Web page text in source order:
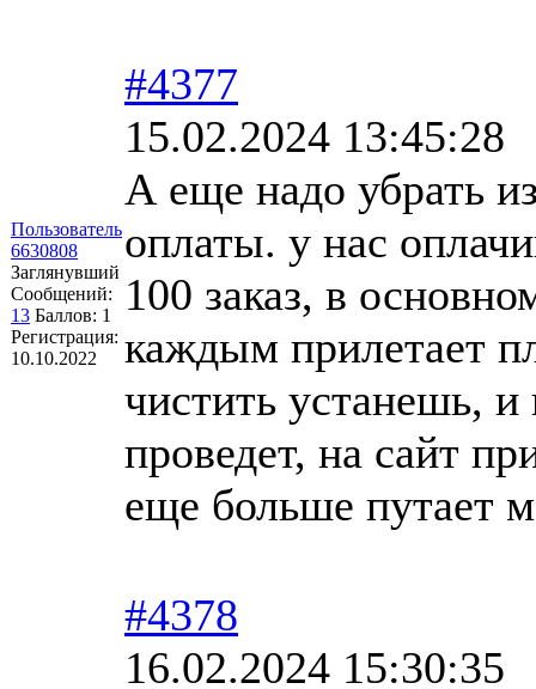
Пользователь
6630808
Заглянувший
Сообщений:
13 Баллов: 1
Регистрация:
10.10.2022
#4377
15.02.2024 13:45:28
А еще надо убрать
оплаты. у нас
100 заказ, в
каждым прилетает
чистить устанешь, и
проведет, на сайт
еще больше путает
#4378
16.02.2024 15:30:35